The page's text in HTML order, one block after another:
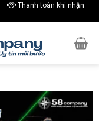
Thanh toán khi nhận